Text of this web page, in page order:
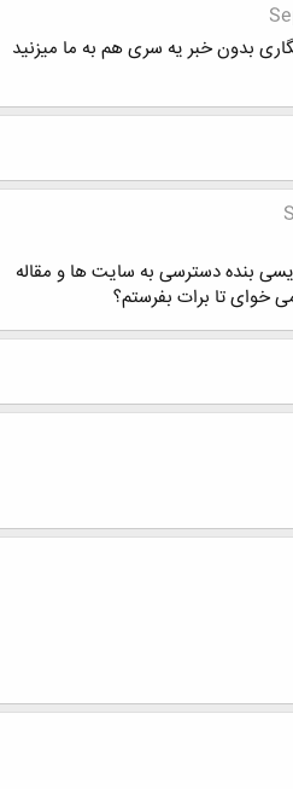
بدون خبر یه سری هم به ما میزنید
بنده دسترسی به سایت ها و مقاله
خوای تا برات بفرستم؟